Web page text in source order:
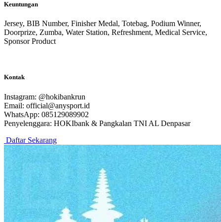
Keuntungan
Jersey, BIB Number, Finisher Medal, Totebag, Podium Winner,
Doorprize, Zumba, Water Station, Refreshment, Medical Service,
Sponsor Product
Kontak
Instagram: @hokibankrun
Email: official@anysport.id
WhatsApp: 085129089902
Penyelenggara: HOKIbank & Pangkalan TNI AL Denpasar
Daftar Sekarang